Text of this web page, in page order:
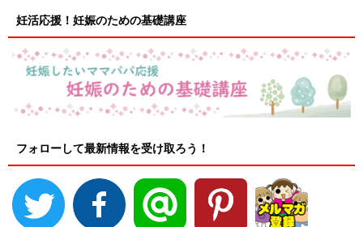
妊活応援！妊娠のための基礎講座
フォローして最新情報を受け取ろう！